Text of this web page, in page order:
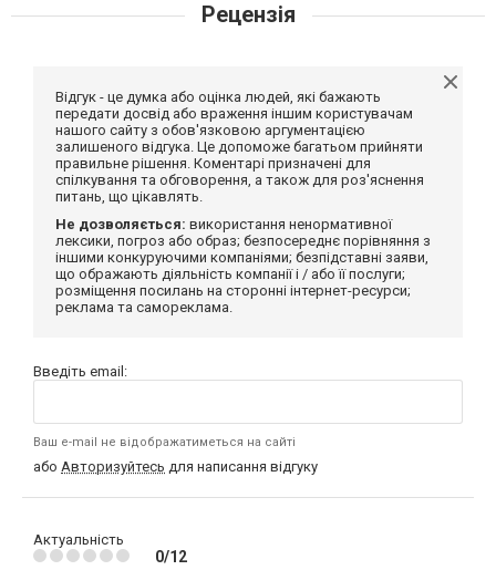
Рецензія
Відгук - це думка або оцінка людей, які бажають
передати досвід або враження іншим користувачам
нашого сайту з обов'язковою аргументацією
залишеного відгука. Це допоможе багатьом прийняти
правильне рішення. Коментарі призначені для
спілкування та обговорення, а також для роз'яснення
питань, що цікавлять.
Не дозволяється: використання ненормативної
лексики, погроз або образ; безпосереднє порівняння з
іншими конкуруючими компаніями; безпідставні заяви,
що ображають діяльність компанії і / або її послуги;
розміщення посилань на сторонні інтернет-ресурси;
реклама та самореклама.
Введіть email:
Ваш e-mail не відображатиметься на сайті
або Авторизуйтесь для написання відгуку
Актуальність
0/12